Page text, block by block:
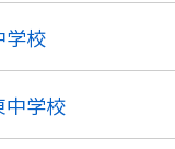
学校
中学校